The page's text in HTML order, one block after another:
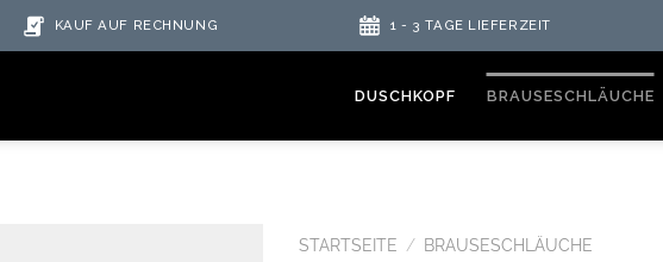
KAUF AUF RECHNUNG 1 - 3 TAGE LIEFERZEIT
DUSCHKOPF BRAUSESCHLÄUCHE
STARTSEITE / BRAUSESCHLÄUCHE